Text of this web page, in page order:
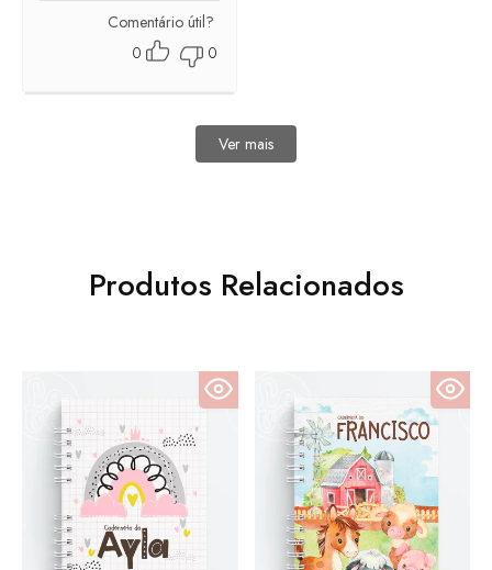
Comentário útil?
0
0
Ver mais
Produtos Relacionados